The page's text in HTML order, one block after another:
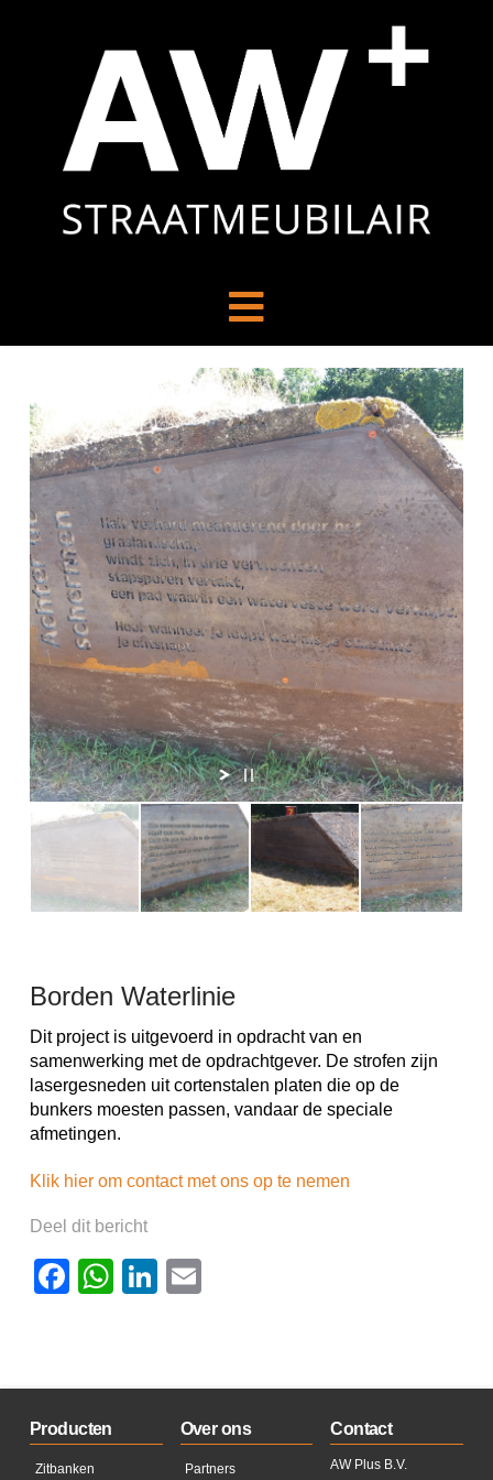
Navigation
Borden Waterlinie
Dit project is uitgevoerd in opdracht van en
samenwerking met de opdrachtgever. De strofen zijn
lasergesneden uit cortenstalen platen die op de
bunkers moesten passen, vandaar de speciale
afmetingen.
Klik hier om contact met ons op te nemen
Deel dit bericht
Facebook
WhatsApp
LinkedIn
Producten
Zitbanken
Over ons
Partners
Contact
AW Plus B.V.